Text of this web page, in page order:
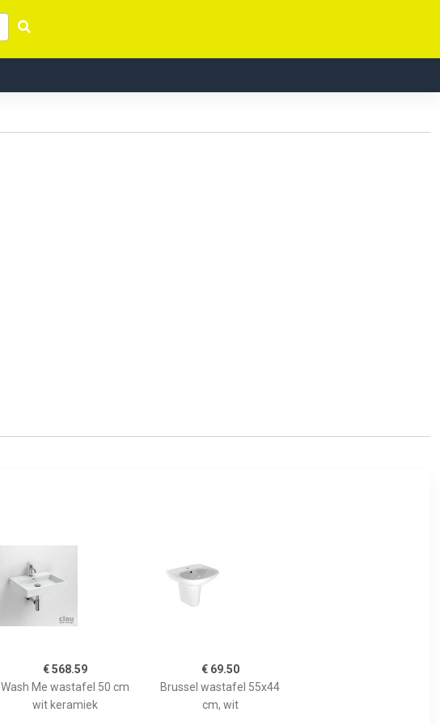
€ 568.59
Wash Me wastafel 50 cm
wit keramiek
€ 69.50
Brussel wastafel 55x44
cm, wit